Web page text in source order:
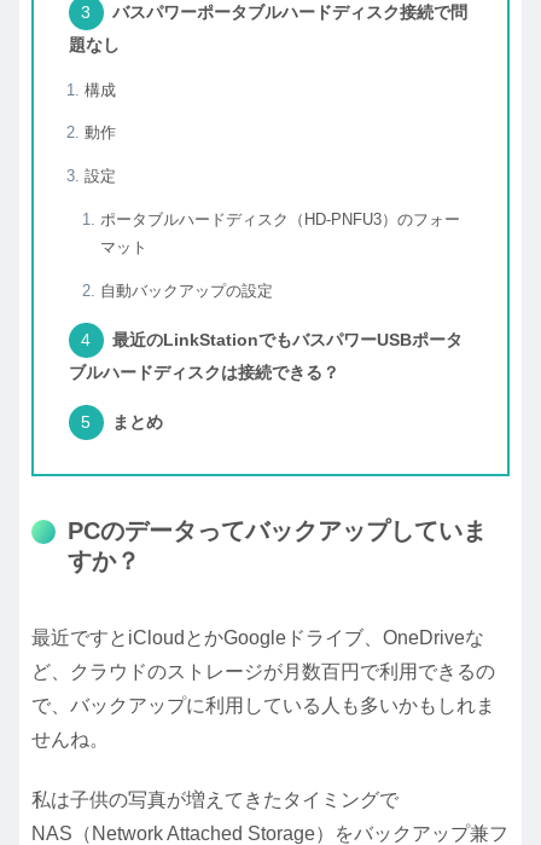
バスパワーポータブルハードディスク接続で問
題なし
構成
動作
設定
ポータブルハードディスク（HD-PNFU3）のフォー
マット
自動バックアップの設定
最近のLinkStationでもバスパワーUSBポータ
ブルハードディスクは接続できる？
まとめ
PCのデータってバックアップしていま
すか？
最近ですとiCloudとかGoogleドライブ、OneDriveな
ど、クラウドのストレージが月数百円で利用できるの
で、バックアップに利用している人も多いかもしれま
せんね。
私は子供の写真が増えてきたタイミングで
NAS（Network Attached Storage）をバックアップ兼フ